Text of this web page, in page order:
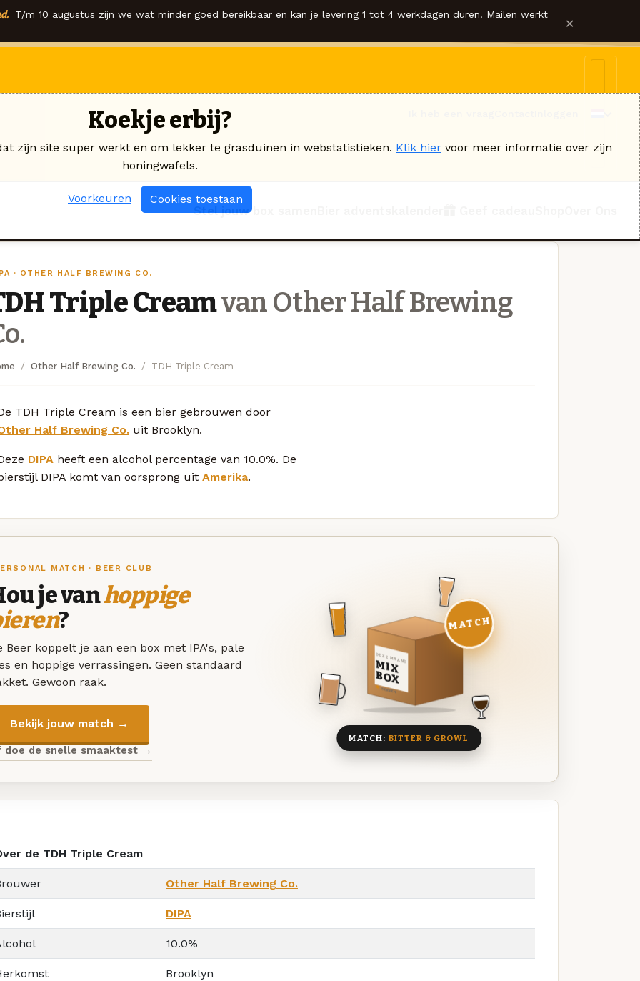
T/m 10 augustus zijn we wat minder goed bereikbaar en kan je levering 1 tot 4 werkdagen duren. Mailen werkt ×
Stel jouw box samen
· OTHER HALF BREWING CO.
Triple Creamvan Other Half Brewing
Other Half Brewing Co. TDH Triple Cream
TDH Triple Cream is een bier gebrouwen door
Half Brewing Co. uit Brooklyn.
DIPA heeft een alcohol percentage van 10.0%. De
DIPA komt van oorsprong uit Amerika.
MATCH · BEER CLUB
je vanhoppige
?
Beer koppelt je aan een box met IPA's, pale
en hoppige verrassingen. Geen standaard
Gewoon raak.
Bekijk jouw match →
doe de snelle smaaktest →
DEZE MAAND
MIX
BOX
8 BIEREN
MATCH
MATCH: BITTER & GROWL
de TDH Triple Cream
Other Half Brewing Co.
DIPA
10.0%
Brooklyn
Koekje erbij?
zijn site super werkt en om lekker te grasduinen in webstatistieken. Klik hier voor meer informatie over zijn
honingwafels.
Voorkeuren Cookies toestaan